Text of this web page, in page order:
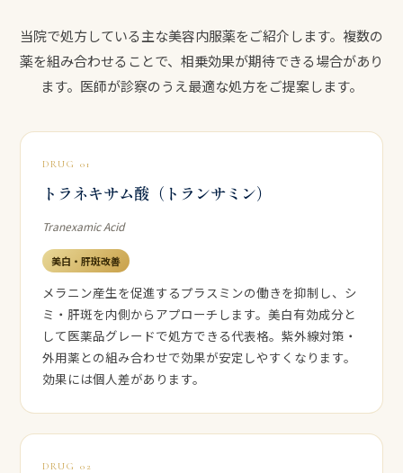
当院で処方している主な美容内服薬をご紹介します。複数の
薬を組み合わせることで、相乗効果が期待できる場合があり
ます。医師が診察のうえ最適な処方をご提案します。
DRUG 01
トラネキサム酸（トランサミン）
Tranexamic Acid
美白・肝斑改善
メラニン産生を促進するプラスミンの働きを抑制し、シ
ミ・肝斑を内側からアプローチします。美白有効成分と
して医薬品グレードで処方できる代表格。紫外線対策・
外用薬との組み合わせで効果が安定しやすくなります。
効果には個人差があります。
DRUG 02